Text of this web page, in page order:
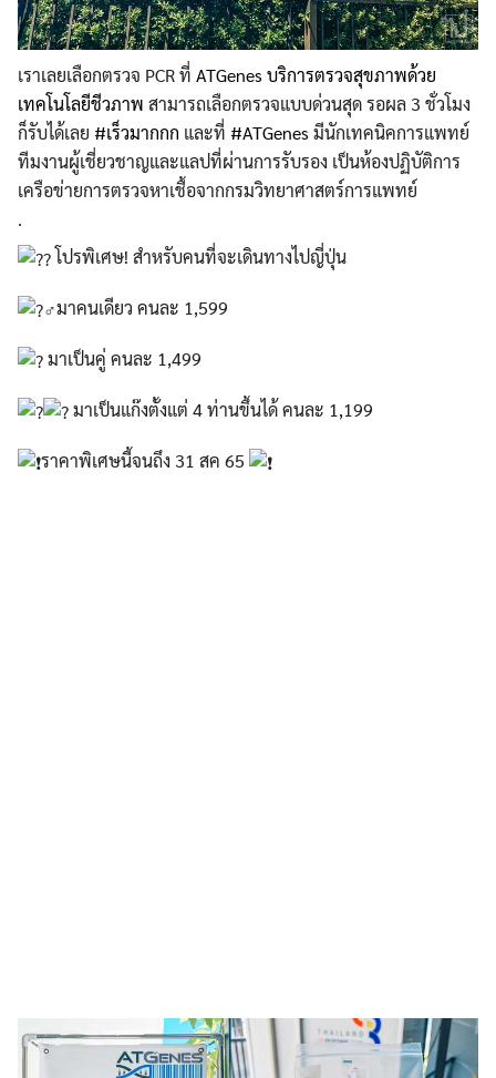
เราเลยเลือกตรวจ PCR ที่ ATGenes บริการตรวจสุขภาพด้วย
เทคโนโลยีชีวภาพ สามารถเลือกตรวจแบบด่วนสุด รอผล 3 ชั่วโมง
ก็รับได้เลย #เร็วมากกก และที่ #ATGenes มีนักเทคนิคการแพทย์
ทีมงานผู้เชี่ยวชาญและแลปที่ผ่านการรับรอง เป็นห้องปฏิบัติการ
เครือข่ายการตรวจหาเชื้อจากกรมวิทยาศาสตร์การแพทย์
.
โปรพิเศษ! สำหรับคนที่จะเดินทางไปญี่ปุ่น
มาคนเดียว คนละ 1,599
มาเป็นคู่ คนละ 1,499
มาเป็นแก๊งตั้งแต่ 4 ท่านขึ้นได้ คนละ 1,199
ราคาพิเศษนี้จนถึง 31 สค 65